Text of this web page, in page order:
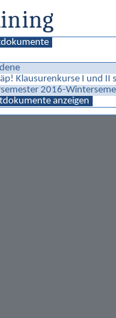
Klausurenkurse I und II
2016-
anzeigen